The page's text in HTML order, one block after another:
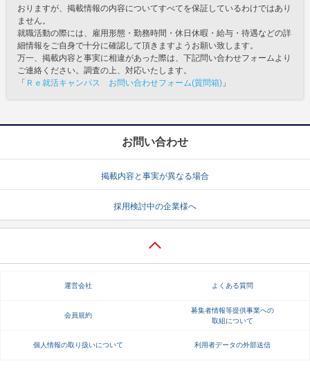
おりますが、掲載情報の内容についてすべてを保証しているわけではあり
ません。
就職活動の際には、雇用形態・勤務時間・休日休暇・給与・待遇などの詳
細情報をご自身で十分に確認して頂きますようお願い致します。
万一、掲載内容と事実に相違があった際は、下記問い合わせフォームより
ご連絡ください。調査の上、対応いたします。
「 Ｒｅ就活キャンパス お問い合わせフォーム(質問箱) 」
お問い合わせ
掲載内容と事実が異なる場合
採用検討中の企業様へ
運営会社 よくある質問
会員規約
募集者情報等提供事業への
取組について
個人情報の取り扱いについて 利用者データの外部送信